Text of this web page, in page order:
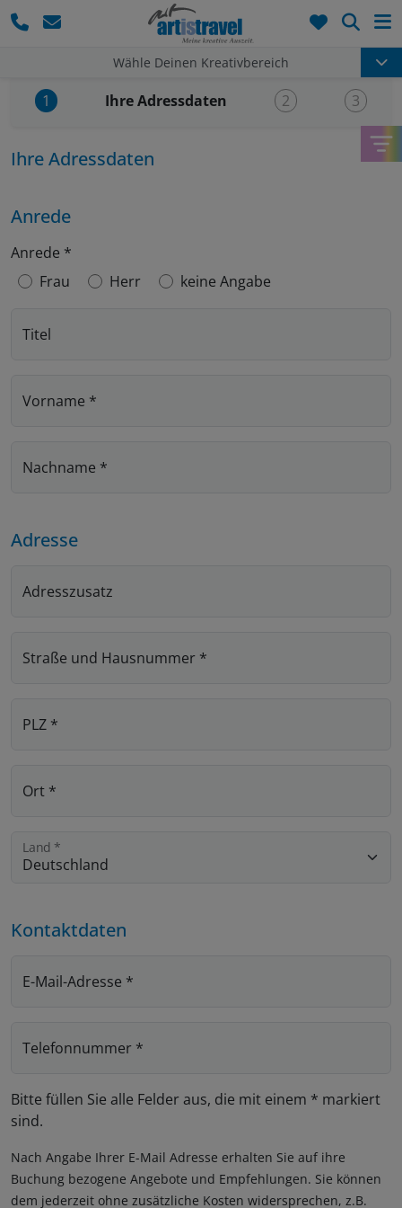
Wähle Deinen Kreativbereich
1 Aktueller Schritt:
Ihre Adressdaten 2 3
Ihre Adressdaten
Anrede
Anrede *
Frau
Herr keine Angabe
Titel
Vorname *
Nachname *
Adresse
Adresszusatz
Straße und Hausnummer *
PLZ *
Ort *
Land *
Kontaktdaten
E-Mail-Adresse *
Telefonnummer *
Bitte füllen Sie alle Felder aus, die mit einem * markiert
sind.
Nach Angabe Ihrer E-Mail Adresse erhalten Sie auf ihre
Buchung bezogene Angebote und Empfehlungen. Sie können
dem jederzeit ohne zusätzliche Kosten widersprechen, z.B.